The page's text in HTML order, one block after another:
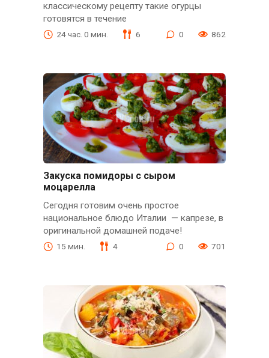
классическому рецепту такие огурцы
готовятся в течение
24 час. 0 мин. 6 0 862
Закуска помидоры с сыром
моцарелла
Сегодня готовим очень простое
национальное блюдо Италии — капрезе, в
оригинальной домашней подаче!
15 мин. 4 0 701